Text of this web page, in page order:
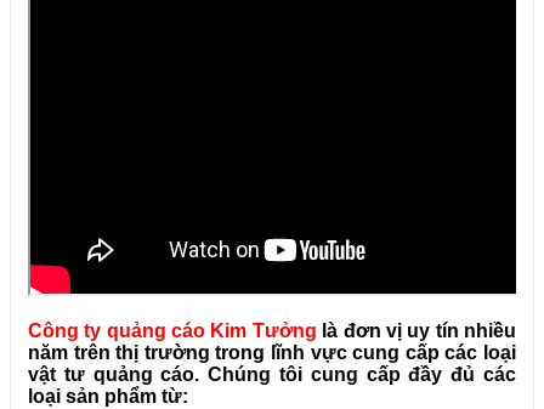
Công ty quảng cáo Kim Tưởng là đơn vị uy tín nhiều
năm trên thị trường trong lĩnh vực cung cấp các loại
vật tư quảng cáo. Chúng tôi cung cấp đầy đủ các
loại sản phẩm từ: